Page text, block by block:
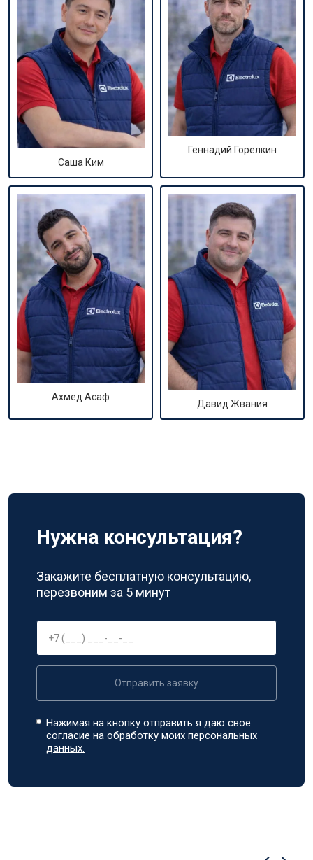
Саша Ким
Геннадий Горелкин
Ахмед Асаф
Давид Жвания
Нужна консультация?
Закажите бесплатную консультацию,
перезвоним за 5 минут
Отправить заявку
Нажимая на кнопку отправить я даю свое
согласие на обработку моихперсональных
данных.